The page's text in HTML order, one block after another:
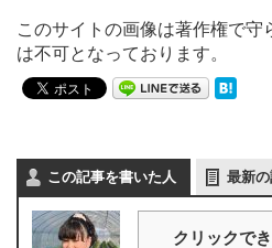
このサイトの画像は著作権で守
は不可となっております。
この記事を書いた人 最新
クリックで